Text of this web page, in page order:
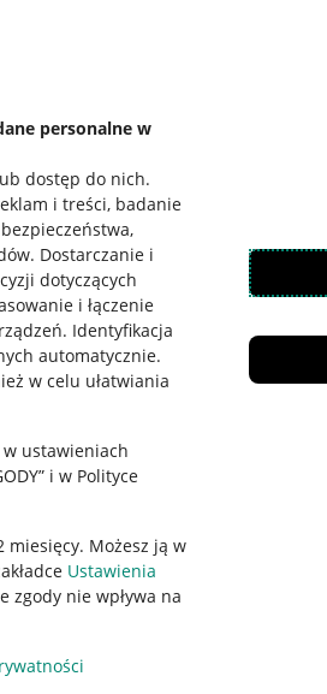
personalne w
dostęp do nich.
i treści, badanie
. Dostarczanie i
dotyczących
i łączenie
. Identyfikacja
automatycznie.
w celu ułatwiania
w ustawieniach
i w Polityce
miesięcy. Możesz ją w
Ustawienia
zgody nie wpływa na